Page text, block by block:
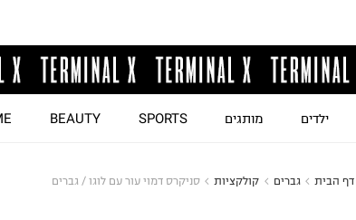
ילדים מותגים SPORTS
BEAUTY
דף הבית גברים קולקציות סניקרס דמוי עור עם לוגו / גברים